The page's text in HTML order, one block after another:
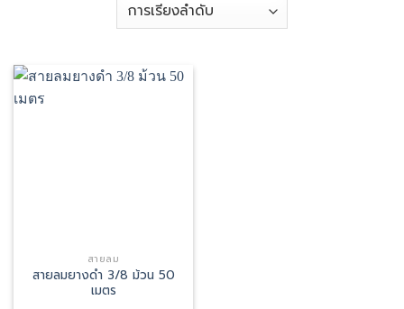
สายลม
สายลมยางดำ 3/8 ม้วน 50
เมตร